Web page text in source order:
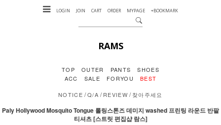
LOGIN JOIN CART ORDER MYPAGE +BOOKMARK
RAMS
TOP OUTER PANTS
SHOES
ACC
SALE FORYOU BEST
NOTICE /Q/A /REVIEW /찾아주세요
Paly Hollywood Mosquito Tongue 롤링스톤즈 데미지 washed 프린팅 라운드 반팔
티셔츠 [스트릿 편집샵 람스]